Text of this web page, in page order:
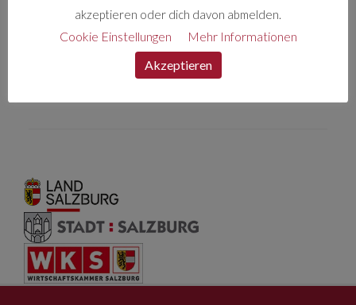
Genre: Anime
BEITRAGS-
NAVIGATION
akzeptieren oder dich davon abmelden.
Cookie Einstellungen
Mehr Informationen
Akzeptieren